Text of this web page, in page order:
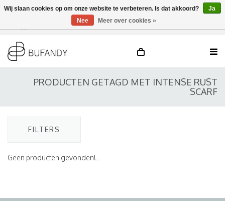
DE / EN
PRODUCTEN GETAGD MET INTENSE RUST
SCARF
FILTERS
Geen producten gevonden!...
Wij slaan cookies op om onze website te verbeteren. Is dat akkoord?
Ja
Nee
Meer over cookies »